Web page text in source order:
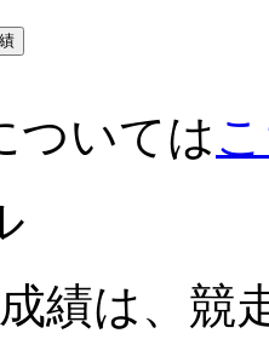
ついては
績は、競